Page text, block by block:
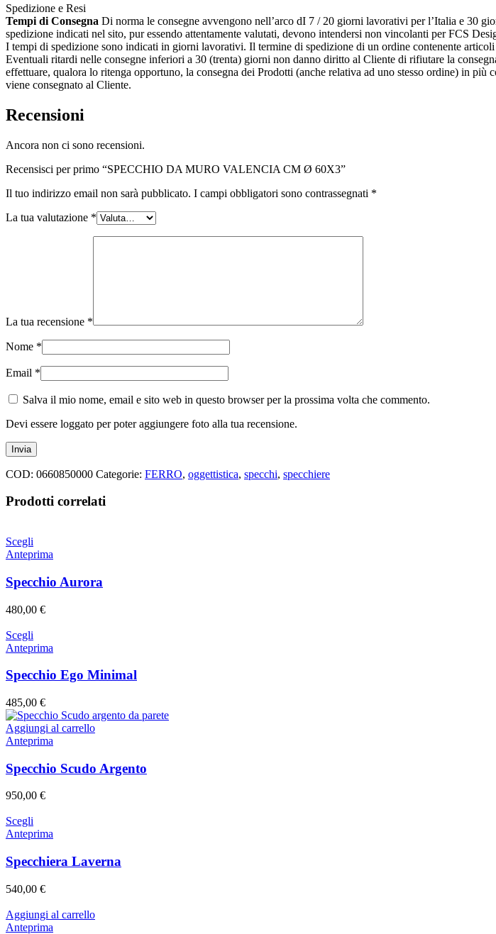
Spedizione e Resi
Tempi di Consegna Di norma le consegne avvengono nell’arco dI 7 / 20 giorni lavorativi per l’Italia e 30
spedizione indicati nel sito, pur essendo attentamente valutati, devono intendersi non vincolanti per FCS
I tempi di spedizione sono indicati in giorni lavorativi. Il termine di spedizione di un ordine contenente
Eventuali ritardi nelle consegne inferiori a 30 (trenta) giorni non danno diritto al Cliente di rifiutare la
effettuare, qualora lo ritenga opportuno, la consegna dei Prodotti (anche relativa ad uno stesso ordine) in
viene consegnato al Cliente.
Recensioni
Ancora non ci sono recensioni.
Recensisci per primo “SPECCHIO DA MURO VALENCIA CM Ø 60X3”
Il tuo indirizzo email non sarà pubblicato. I campi obbligatori sono contrassegnati *
La tua valutazione *
La tua recensione *
Nome *
Email *
Salva il mio nome, email e sito web in questo browser per la prossima volta che commento.
Devi essere loggato per poter aggiungere foto alla tua recensione.
COD: 0660850000 Categorie: FERRO, oggettistica, specchi, specchiere
Prodotti correlati
Scegli
Anteprima
Specchio Aurora
480,00 €
Scegli
Anteprima
Specchio Ego Minimal
485,00 €
Aggiungi al carrello
Anteprima
Specchio Scudo Argento
950,00 €
Scegli
Anteprima
Specchiera Laverna
540,00 €
Aggiungi al carrello
Anteprima